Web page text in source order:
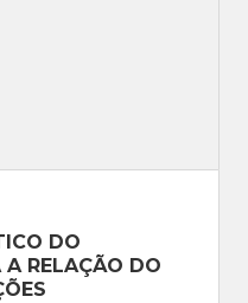
DO
A RELAÇÃO DO